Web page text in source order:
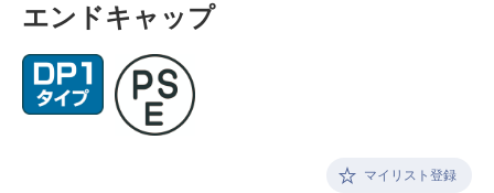
エンドキャップ
マイリスト登録